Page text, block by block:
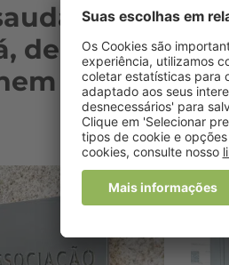
decisões
tanto
23